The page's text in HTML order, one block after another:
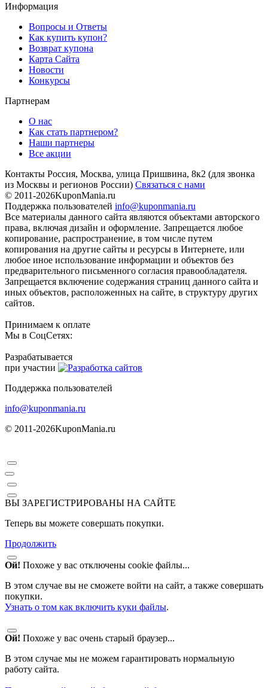
Информация
Вопросы и Ответы
Как купить купон?
Возврат купона
Карта Сайта
Новости
Конкурсы
Партнерам
О нас
Как стать партнером?
Наши партнеры
Все акции
Контакты Россия, Москва, улица Пришвина, 8к2 (для звонка
из Москвы и регионов России) Связаться с нами
© 2011-2026KuponMania.ru
Поддержка пользователей info@kuponmania.ru
Все материалы данного сайта являются объектами авторского
права, включая дизайн и оформление. Запрещается любое
копирование, распространение, в том числе путем
копирования на другие сайты и ресурсы в Интернете, или
любое иное использование информации и объектов без
предварительного письменного согласия правообладателя.
Запрещается включение содержания страниц данного сайта и
иных объектов, расположенных на сайте, в структуру других
сайтов.
Принимаем к оплате
Мы в СоцСетях:
Разрабатывается
при участии
Поддержка пользователей
info@kuponmania.ru
© 2011-2026KuponMania.ru
ВЫ ЗАРЕГИСТРИРОВАНЫ НА САЙТЕ
Теперь вы можете совершать покупки.
Продолжить
Ой! Похоже у вас отключены cookie файлы...
В этом случае вы не сможете войти на сайт, а также совершать
покупки.
Узнать о том как включить куки файлы.
Ой! Похоже у вас очень старый браузер...
В этом случае мы не можем гарантировать нормальную
работу сайта.